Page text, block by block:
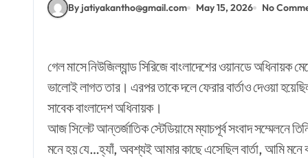
By jatiyakantho@gmail.com May 15, 2026 No
গেল মাসে নিউজিল্যান্ড সিরিজে বাংলাদেশের ওয়ানডে অধিনায়ক মেহেদী হাসান মিরাজ জানিয়েছিলেন, ওয়ানডে দলে মুশফিকুর রহিমকে পেলে
ভালোই লাগত তার। এরপর তাকে দলে ফেরার বার্তাও দেওয়া
সাবেক বাংলাদেশ অধিনায়ক।
আজ সিলেট আন্তর্জাতিক স্টেডিয়ামে ম্যাচপূর্ব সংবাদ সম্মেলনে
মনে হয় যে…হ্যাঁ, অবশ্যই আমার কাছে এসেছিল বার্তা, আমি মনে